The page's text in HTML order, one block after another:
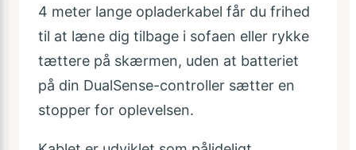
4 meter lange opladerkabel får du frihed
til at læne dig tilbage i sofaen eller rykke
tættere på skærmen, uden at batteriet
på din DualSense-controller sætter en
stopper for oplevelsen.